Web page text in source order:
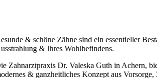
& schöne Zähne sind ein essentieller
& Ihres Wohlbefindens.
Zahnarztpraxis Dr. Valeska Guth in Achern,
& ganzheitliches Konzept aus